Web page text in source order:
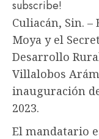
subscribe!
Culiacán, Sin. –
Moya y el
Desarrollo
Villalobos
inauguración
2023.
El mandatario